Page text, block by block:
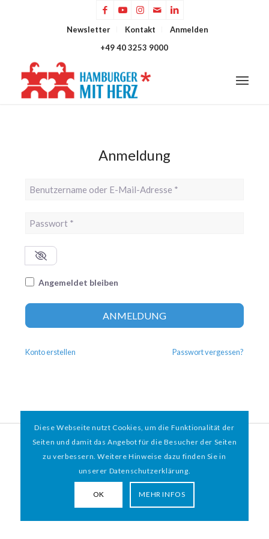
Newsletter Kontakt
Anmelden
+49 40 3253 9000
Anmeldung
Benutzername oder E-Mail-Adresse
Passwort *
Angemeldet bleiben
ANMELDUNG
Konto erstellen Passwort vergessen?
© 2026 HAMBURGER*MIT HERZ e.V. | WEBDESIGN BY WEBIGAMI
Diese Webseite nutzt Cookies, um die Funktionalität der
Seiten und damit das Angebot für die Besucher der Seiten
zu verbessern. Weitere Hinweise dazu finden Sie in
unserer Datenschutzerklärung.
OK MEHR INFOS